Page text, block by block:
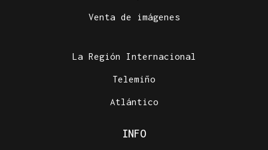
Venta de imágenes
La Región Internacional
Telemiño
Atlántico
INFO